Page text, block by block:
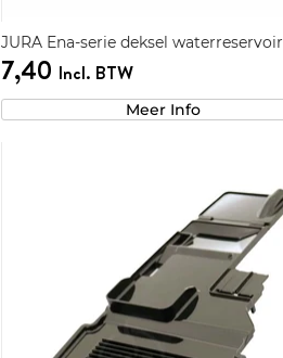
JURA Ena-serie deksel waterreservoir
7,40 Incl. BTW
Meer Info